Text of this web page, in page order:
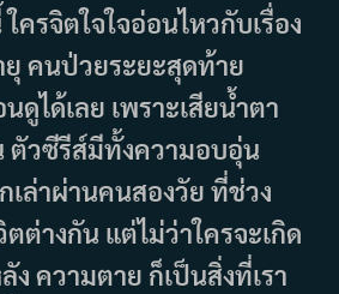
ครจิตใจใจอ่อนไหวกับเรื่อง
ยุ คนป่วยระยะสุดท้าย
ดูได้เลย เพราะเสียน้ำตา
วซีรีส์มีทั้งความอบอุ่น
ล่าผ่านคนสองวัย ที่ช่วง
ตต่างกัน แต่ไม่ว่าใครจะเกิด
ง ความตาย ก็เป็นสิ่งที่เรา